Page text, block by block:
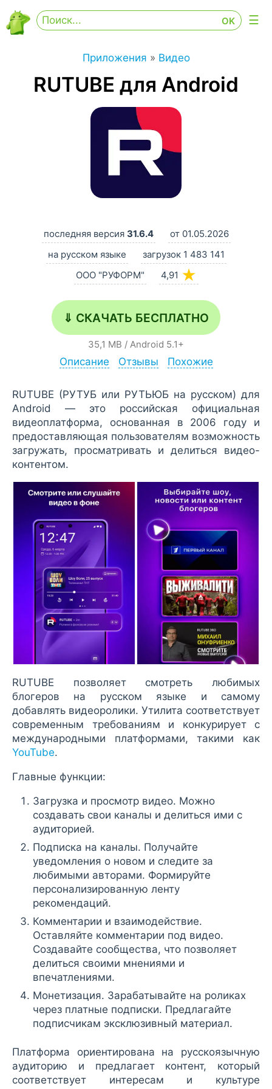
Приложения » Видео
RUTUBE для Android
последняя версия 31.6.4
от 01.05.2026
на русском языке
загрузок 1 483 141
ООО "РУФОРМ"
4,91 ★
⇓ СКАЧАТЬ БЕСПЛАТНО
35,1 MB / Android 5.1+
Описание Отзывы Похожие
RUTUBE (РУТУБ или РУТЬЮБ на русском) для
Android — это российская официальная
видеоплатформа, основанная в 2006 году и
предоставляющая пользователям возможность
загружать, просматривать и делиться видео-
контентом.
RUTUBE позволяет смотреть любимых
блогеров на русском языке и самому
добавлять видеоролики. Утилита соответствует
современным требованиям и конкурирует с
международными платформами, такими как
YouTube.
Главные функции:
Загрузка и просмотр видео. Можно
создавать свои каналы и делиться ими с
аудиторией.
Подписка на каналы. Получайте
уведомления о новом и следите за
любимыми авторами. Формируйте
персонализированную ленту
рекомендаций.
Комментарии и взаимодействие.
Оставляйте комментарии под видео.
Создавайте сообщества, что позволяет
делиться своими мнениями и
впечатлениями.
Монетизация. Зарабатывайте на роликах
через платные подписки. Предлагайте
подписчикам эксклюзивный материал.
Платформа ориентирована на русскоязычную
аудиторию и предлагает контент, который
соответствует интересам и культуре